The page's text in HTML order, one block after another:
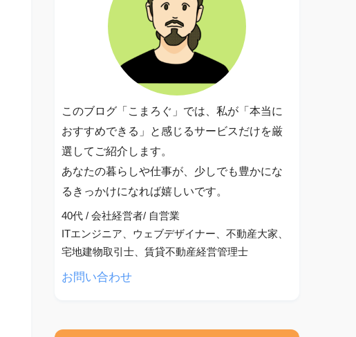
このブログ「こまろぐ」では、私が「本当に
おすすめできる」と感じるサービスだけを厳
選してご紹介します。
あなたの暮らしや仕事が、少しでも豊かにな
るきっかけになれば嬉しいです。
40代 / 会社経営者/ 自営業
ITエンジニア、ウェブデザイナー、不動産大家、
宅地建物取引士、賃貸不動産経営管理士
お問い合わせ